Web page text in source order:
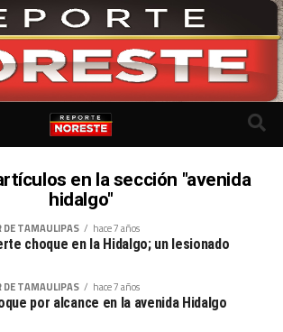
en la sección "avenida
hidalgo"
DE TAMAULIPAS hace 7 años
choque en la Hidalgo; un lesionado
DE TAMAULIPAS hace 7 años
por alcance en la avenida Hidalgo